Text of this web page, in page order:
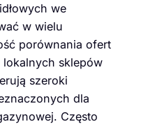
we
w wielu
porównania ofert
sklepów
szeroki
dla
Często